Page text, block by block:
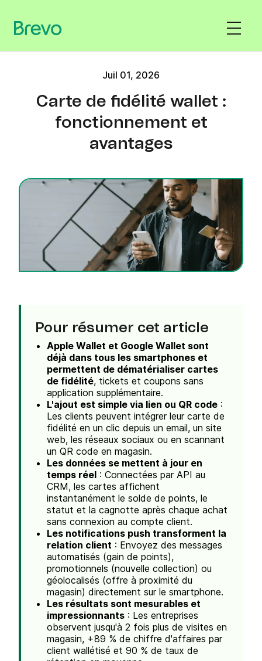
Juil 01, 2026
Carte de fidélité wallet :
fonctionnement et
avantages
Pour résumer cet article
Apple Wallet et Google Wallet sont
déjà dans tous les smartphones et
permettent de dématérialiser cartes
de fidélité, tickets et coupons sans
application supplémentaire.
L'ajout est simple via lien ou QR code :
Les clients peuvent intégrer leur carte de
fidélité en un clic depuis un email, un site
web, les réseaux sociaux ou en scannant
un QR code en magasin.
Les données se mettent à jour en
temps réel : Connectées par API au
CRM, les cartes affichent
instantanément le solde de points, le
statut et la cagnotte après chaque achat
sans connexion au compte client.
Les notifications push transforment la
relation client : Envoyez des messages
automatisés (gain de points),
promotionnels (nouvelle collection) ou
géolocalisés (offre à proximité du
magasin) directement sur le smartphone.
Les résultats sont mesurables et
impressionnants : Les entreprises
observent jusqu'à 2 fois plus de visites en
magasin, +89 % de chiffre d'affaires par
client wallétisé et 90 % de taux de